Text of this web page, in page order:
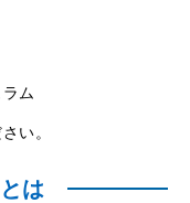
ム
い。
は